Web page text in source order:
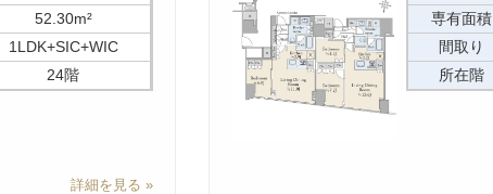
52.30m²
1LDK+SIC+WIC
24階
詳細を見る
専有面積
間取り
所在階